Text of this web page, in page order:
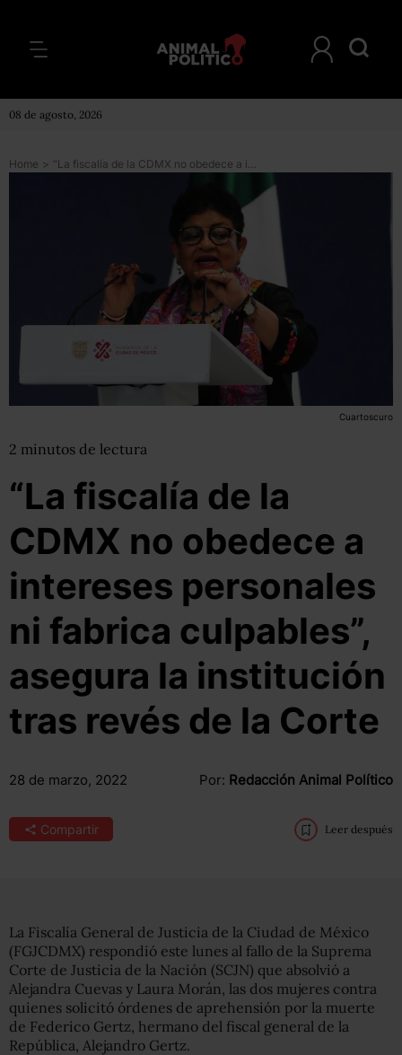
08 de agosto, 2026
Home > “La fiscalía de la CDMX no obedece a intereses personales ni fabrica culpables”, asegura la institución tras revés de la Corte
Cuartoscuro
2 minutos de lectura
“La fiscalía de la
CDMX no obedece a
intereses personales
ni fabrica culpables”,
asegura la institución
tras revés de la Corte
28 de marzo, 2022 Por: Redacción Animal Político
Compartir Leer después
La Fiscalía General de Justicia de la Ciudad de México
(FGJCDMX) respondió este lunes al fallo de la Suprema
Corte de Justicia de la Nación (SCJN) que absolvió a
Alejandra Cuevas y Laura Morán, las dos mujeres contra
quienes solicitó órdenes de aprehensión por la muerte
de Federico Gertz, hermano del fiscal general de la
República, Alejandro Gertz.